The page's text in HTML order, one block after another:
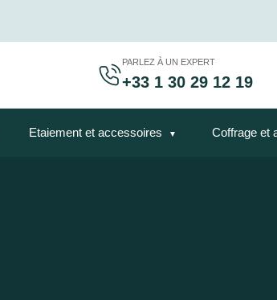
PARLEZ À UN EXPERT
+33 1 30 29 12 19
Etaiement et accessoires Coffrage et